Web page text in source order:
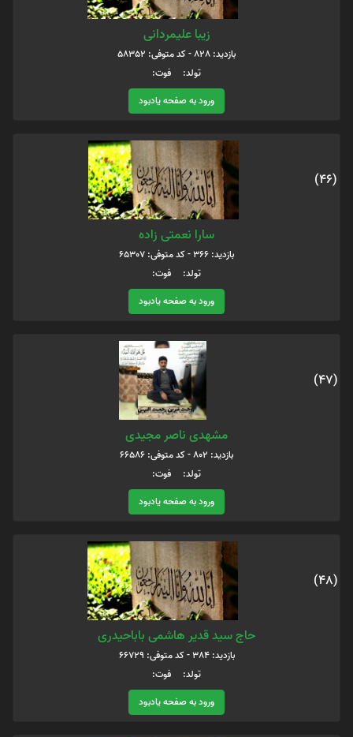
زیبا علیمردانی
بازدید: 828 - کد متوفی: 58352
تولد: فوت:
ورود به صفحه یادبود
(46)
سارا نعمتی زاده
بازدید: 366 - کد متوفی: 65307
تولد: فوت:
ورود به صفحه یادبود
(47)
مشهدی ناصر مجیدی
بازدید: 802 - کد متوفی: 66586
تولد: فوت:
ورود به صفحه یادبود
(48)
حاج سید قدیر هاشمی باباحیدری
بازدید: 384 - کد متوفی: 66729
تولد: فوت:
ورود به صفحه یادبود